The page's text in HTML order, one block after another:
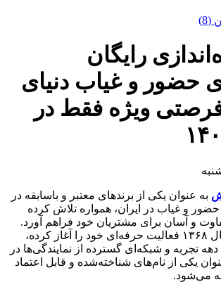
(8)
رایگان
حضور و غیاب دنیای
ویژه فقط در
به عنوان یکی از برندهای معتبر و باسابقه در
و غیاب در ایران، همواره تلاش کرده
و آسان برای مشتریان خود فراهم آورد.
این شرکت که از سال ۱۳۶۸ فعالیت حرفه‌ای خود را آغاز کرده،
تجربه و شبکه‌ای گسترده از نمایندگی‌ها در
یکی از نام‌های شناخته‌شده و قابل اعتماد
می‌شود.